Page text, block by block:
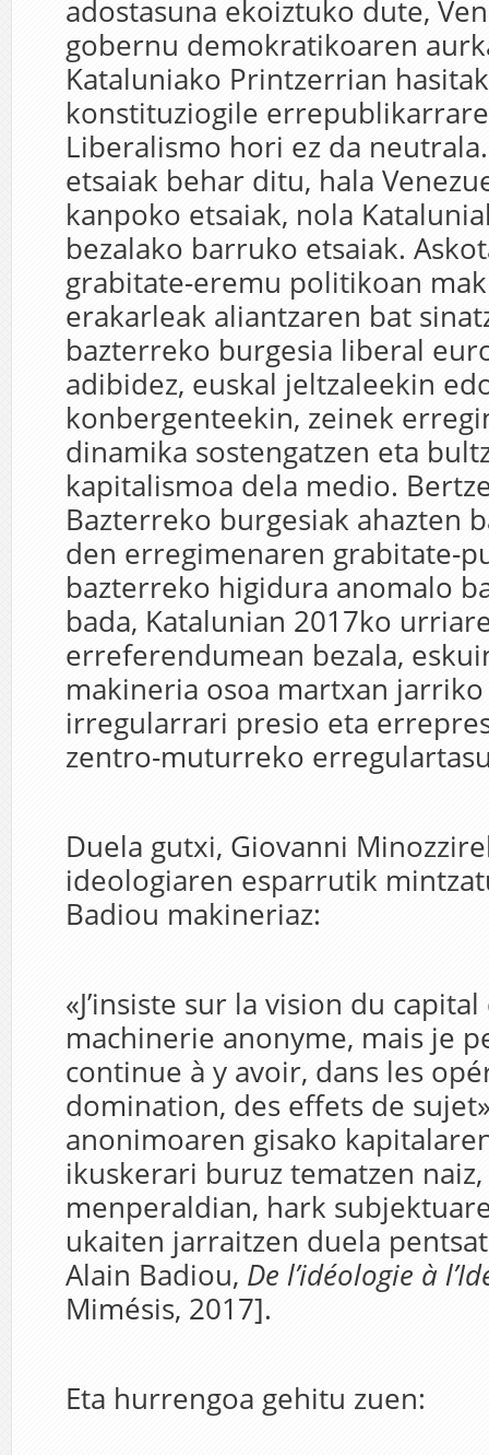
adostasuna ekoiztuko dute,
gobernu demokratikoaren
Kataluniako Printzerrian
konstituziogile
Liberalismo hori ez da
etsaiak behar ditu, hala
kanpoko etsaiak, nola
bezalako barruko etsaiak.
grabitate-eremu politikoan
erakarleak aliantzaren bat
bazterreko burgesia liberal
adibidez, euskal jeltzaleekin
konbergenteekin, zeinek
dinamika sostengatzen eta
kapitalismoa dela medio.
Bazterreko burgesiak ahazten
den erregimenaren grabitate-
bazterreko higidura anomalo
bada, Katalunian 2017ko
erreferendumean bezala,
makineria osoa martxan
irregularrari presio eta
zentro-muturreko
Duela gutxi, Giovanni
ideologiaren esparrutik
Badiou makineriaz:
«J’insiste sur la vision du
machinerie anonyme, mais je
continue à y avoir, dans les
domination, des effets de
anonimoaren gisako
ikuskerari buruz tematzen
menperaldian, hark
ukaiten jarraitzen duela
Alain Badiou, De l’idéologie à
Mimésis, 2017].
Eta hurrengoa gehitu zuen: